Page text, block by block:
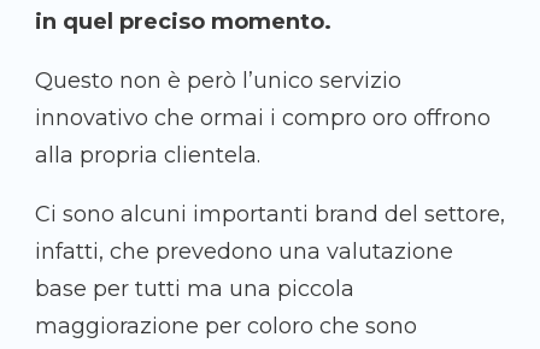
in quel preciso momento.
Questo non è però l’unico servizio
innovativo che ormai i compro oro offrono
alla propria clientela.
Ci sono alcuni importanti brand del settore,
infatti, che prevedono una valutazione
base per tutti ma una piccola
maggiorazione per coloro che sono